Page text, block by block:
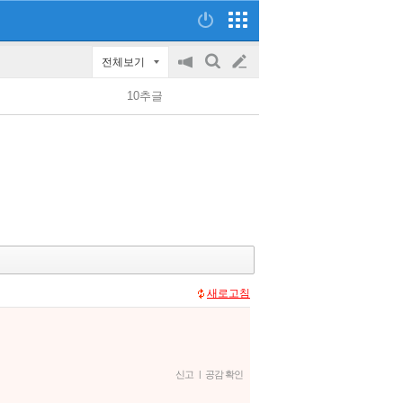
전체보기
공
on/off
검
글
쓰
10추글
새로고침
신고 | 공감 확인